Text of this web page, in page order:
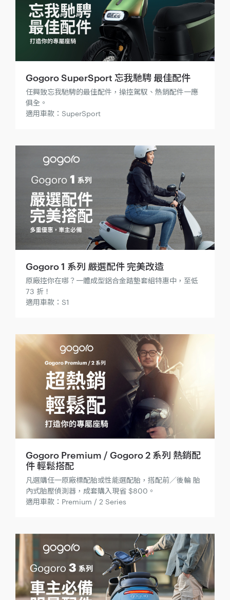
Gogoro SuperSport 忘我馳騁 最佳配件
任興致忘我馳騁的最佳配件，操控駕馭、熱銷配件一應
俱全。
適用車款：SuperSport
Gogoro 1 系列 嚴選配件 完美改造
原廠控你在哪？一體成型鋁合金踏墊套組特惠中，至低
73 折！
適用車款：S1
Gogoro Premium / Gogoro 2 系列 熱銷配
件 輕鬆搭配
凡選購任一原廠標配胎或性能選配胎，搭配前／後輪 胎
內式胎壓偵測器，成套購入現省 $800。
適用車款：Premium / 2 Series